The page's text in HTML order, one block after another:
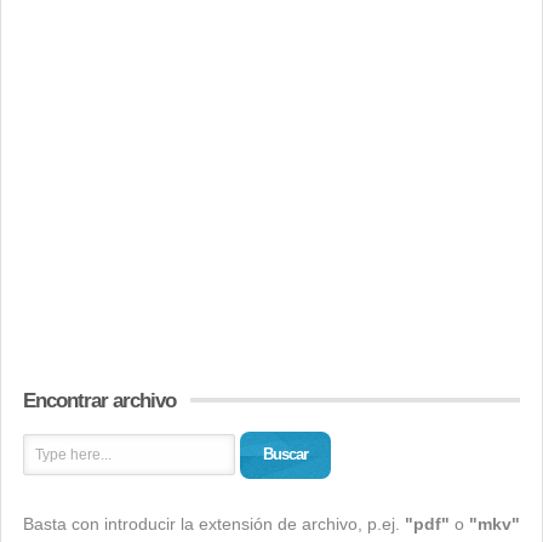
Encontrar archivo
Buscar
Basta con introducir la extensión de archivo, p.ej. "pdf" o "mkv"